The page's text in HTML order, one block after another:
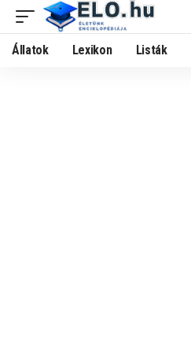
Állatok Lexikon Listák